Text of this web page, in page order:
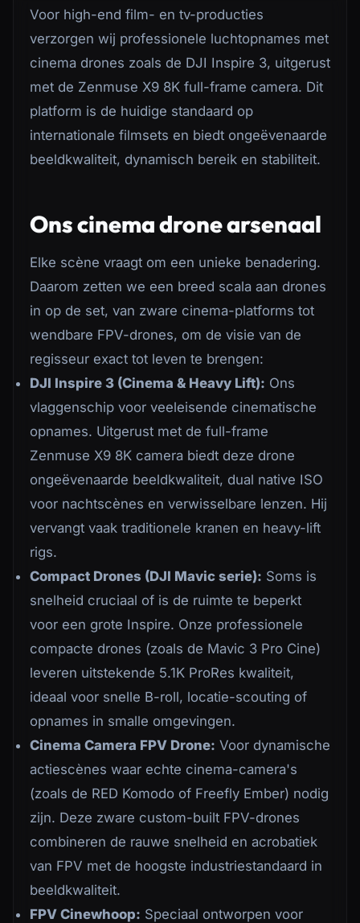
Voor high-end film- en tv-producties
verzorgen wij professionele luchtopnames met
cinema drones zoals de DJI Inspire 3, uitgerust
met de Zenmuse X9 8K full-frame camera. Dit
platform is de huidige standaard op
internationale filmsets en biedt ongeëvenaarde
beeldkwaliteit, dynamisch bereik en stabiliteit.
Ons cinema drone arsenaal
Elke scène vraagt om een unieke benadering.
Daarom zetten we een breed scala aan drones
in op de set, van zware cinema-platforms tot
wendbare FPV-drones, om de visie van de
regisseur exact tot leven te brengen:
DJI Inspire 3 (Cinema & Heavy Lift): Ons
vlaggenschip voor veeleisende cinematische
opnames. Uitgerust met de full-frame
Zenmuse X9 8K camera biedt deze drone
ongeëvenaarde beeldkwaliteit, dual native ISO
voor nachtscènes en verwisselbare lenzen. Hij
vervangt vaak traditionele kranen en heavy-lift
rigs.
Compact Drones (DJI Mavic serie): Soms is
snelheid cruciaal of is de ruimte te beperkt
voor een grote Inspire. Onze professionele
compacte drones (zoals de Mavic 3 Pro Cine)
leveren uitstekende 5.1K ProRes kwaliteit,
ideaal voor snelle B-roll, locatie-scouting of
opnames in smalle omgevingen.
Cinema Camera FPV Drone: Voor dynamische
actiescènes waar echte cinema-camera's
(zoals de RED Komodo of Freefly Ember) nodig
zijn. Deze zware custom-built FPV-drones
combineren de rauwe snelheid en acrobatiek
van FPV met de hoogste industriestandaard in
beeldkwaliteit.
FPV Cinewhoop: Speciaal ontworpen voor